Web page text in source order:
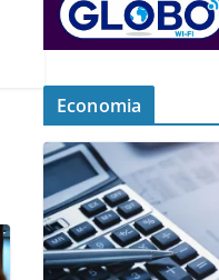
Economia